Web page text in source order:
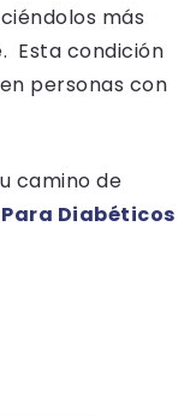
más
Esta condición
personas con
camino de
Diabéticos